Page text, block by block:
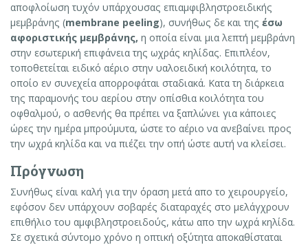
αποφλοίωση τυχόν υπάρχουσας επιαμφιβληστροειδικής
μεμβράνης (membrane peeling), συνήθως δε και της έσω
αφοριστικής μεμβράνης, η οποία είναι μια λεπτή μεμβράνη
στην εσωτερική επιφάνεια της ωχράς κηλίδας. Επιπλέον,
τοποθετείται ειδικό αέριο στην υαλοειδική κοιλότητα, το
οποίο εν συνεχεία απορροφάται σταδιακά. Κατα τη διάρκεια
της παραμονής του αερίου στην οπίσθια κοιλότητα του
οφθαλμού, ο ασθενής θα πρέπει να ξαπλώνει για κάποιες
ώρες την ημέρα μπρούμυτα, ώστε το αέριο να ανεβαίνει προς
την ωχρά κηλίδα και να πιέζει την οπή ώστε αυτή να κλείσει.
Πρόγνωση
Συνήθως είναι καλή για την όραση μετά απο το χειρουργείο,
εφόσον δεν υπάρχουν σοβαρές διαταραχές στο μελάγχρουν
επιθήλιο του αμφιβληστροειδούς, κάτω απο την ωχρά κηλίδα.
Σε σχετικά σύντομο χρόνο η οπτική οξύτητα αποκαθίσταται